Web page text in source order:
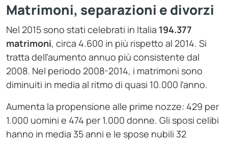
Matrimoni, separazioni e divorzi
Nel 2015 sono stati celebrati in Italia 194.377
matrimoni, circa 4.600 in più rispetto al 2014. Si
tratta dell’aumento annuo più consistente dal
2008. Nel periodo 2008-2014, i matrimoni sono
diminuiti in media al ritmo di quasi 10.000 l’anno.
Aumenta la propensione alle prime nozze: 429 per
1.000 uomini e 474 per 1.000 donne. Gli sposi celibi
hanno in media 35 anni e le spose nubili 32